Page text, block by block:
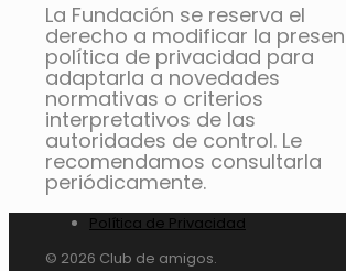
La Fundación se reserva el
derecho a modificar la
política de privacidad para
adaptarla a novedades
normativas o criterios
interpretativos de las
autoridades de control. Le
recomendamos consultarla
periódicamente.
Política de Privacidad
© 2026 Club de amigos.